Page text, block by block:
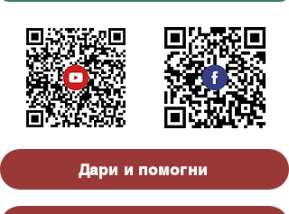
Дари и помогни